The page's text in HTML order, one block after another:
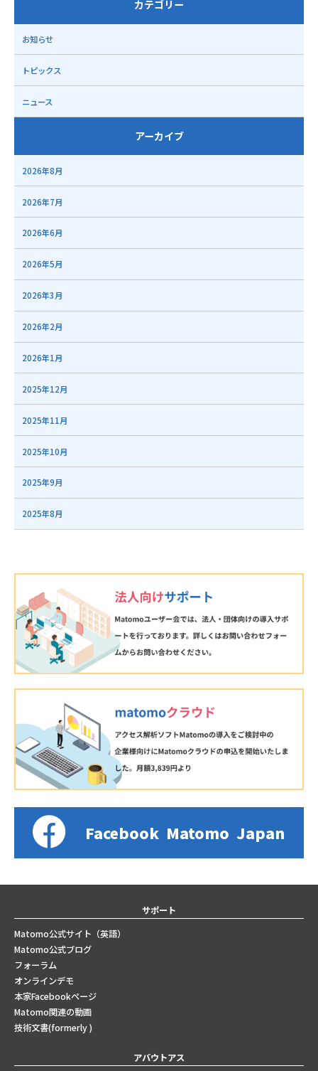
カテゴリー
お知らせ
トピックス
ニュース
アーカイブ
2026年8月
2026年7月
2026年6月
2026年5月
2026年3月
2026年2月
2026年1月
2025年12月
2025年11月
2025年10月
2025年9月
2025年8月
Facebook Matomo Japan
サポート
Matomo公式サイト（英語）
Matomo公式ブログ
フォーラム
オンラインデモ
本家Facebookページ
Matomo関連の動画
技術文書(formerly )
アバウトアス